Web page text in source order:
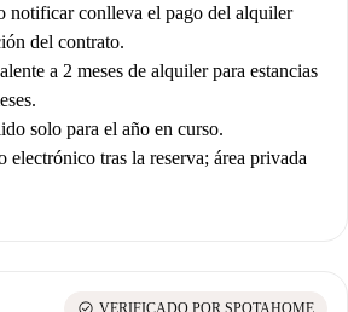
notificar conlleva el pago del alquiler
del contrato.
a 2 meses de alquiler para estancias
solo para el año en curso.
electrónico tras la reserva; área privada
check_circle VERIFICADO POR SPOTAHOME